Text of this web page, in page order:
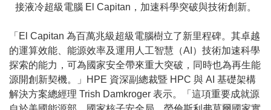
接液冷超級電腦 El Capitan，加速科學突破與技術創新。
「El Capitan 為百萬兆級超級電腦樹立了新里程碑。其卓越
的運算效能、能源效率及運用人工智慧（AI）技術加速科學
探索的能力，可為國家安全帶來重大突破，同時也為再生能
源開創新契機。」HPE 資深副總裁暨 HPC 與 AI 基礎架構
解決方案總經理 Trish Damkroger 表示。「這項重要成就源